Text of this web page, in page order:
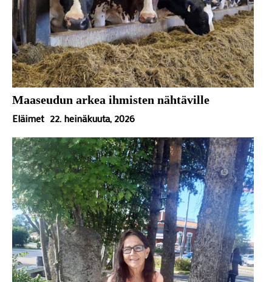
Maaseudun arkea ihmisten nähtäville
Eläimet 22. heinäkuuta, 2026